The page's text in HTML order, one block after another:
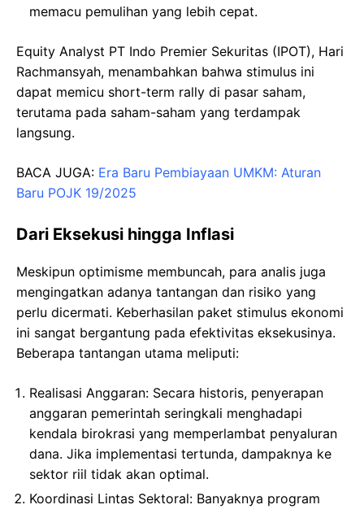
memacu pemulihan yang lebih cepat.
Equity Analyst PT Indo Premier Sekuritas (IPOT), Hari
Rachmansyah, menambahkan bahwa stimulus ini
dapat memicu short-term rally di pasar saham,
terutama pada saham-saham yang terdampak
langsung.
BACA JUGA: Era Baru Pembiayaan UMKM: Aturan
Baru POJK 19/2025
Dari Eksekusi hingga Inflasi
Meskipun optimisme membuncah, para analis juga
mengingatkan adanya tantangan dan risiko yang
perlu dicermati. Keberhasilan paket stimulus ekonomi
ini sangat bergantung pada efektivitas eksekusinya.
Beberapa tantangan utama meliputi:
Realisasi Anggaran: Secara historis, penyerapan
anggaran pemerintah seringkali menghadapi
kendala birokrasi yang memperlambat penyaluran
dana. Jika implementasi tertunda, dampaknya ke
sektor riil tidak akan optimal.
Koordinasi Lintas Sektoral: Banyaknya program